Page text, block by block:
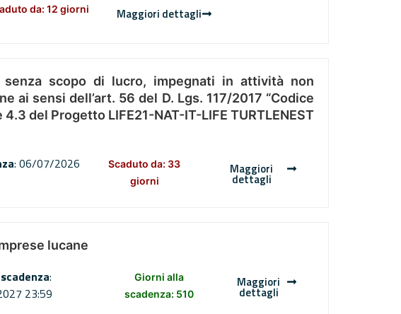
da: 12 giorni Maggiori dettagli
scopo di lucro, impegnati in attività non
sensi dell’art. 56 del D. Lgs. 117/2017 “Codice
del Progetto LIFE21-NAT-IT-LIFE TURTLENEST
: 06/07/2026
Scaduto da: 33
giorni
Maggiori
dettagli
lucane
:
23:59
Giorni alla
scadenza: 510
Maggiori
dettagli